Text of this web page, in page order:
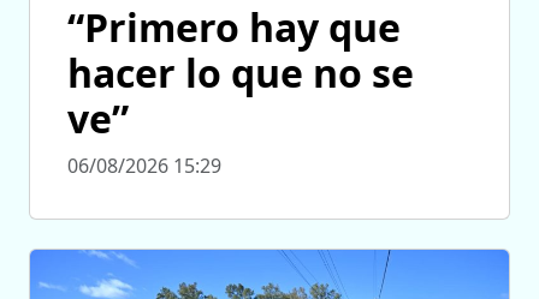
“Primero hay que
hacer lo que no se
ve”
06/08/2026 15:29